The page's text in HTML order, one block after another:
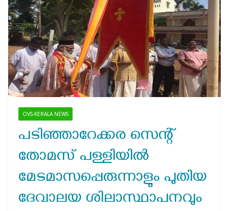
OVS-KERALA NEWS
പടിഞ്ഞാറേക്കര സെന്റ്
തോമസ് പള്ളിയിൽ
മേടമാസപ്പെരുന്നാളും പുതിയ
ദേവാലയ ശിലാസ്ഥാപനവും